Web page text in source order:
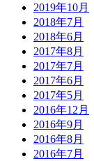
2019年10月
2018年7月
2018年6月
2017年8月
2017年7月
2017年6月
2017年5月
2016年12月
2016年9月
2016年8月
2016年7月